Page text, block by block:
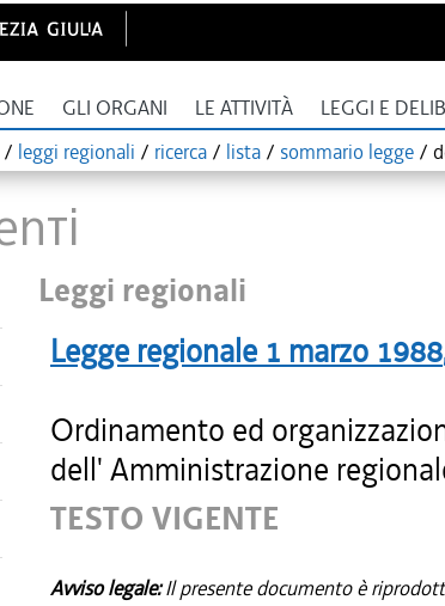
GLI ORGANI LE ATTIVITÀ LEGGI E
/ leggi regionali / ricerca / lista / sommario legge /
Leggi regionali
Legge regionale 1 marzo 1988
Ordinamento ed
dell' Amministrazione
TESTO VIGENTE
Avviso legale:Il presente documento è